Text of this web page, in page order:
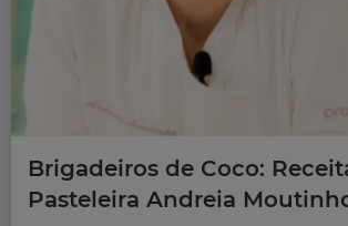
Brigadeiros de Coco:
Pasteleira Andreia